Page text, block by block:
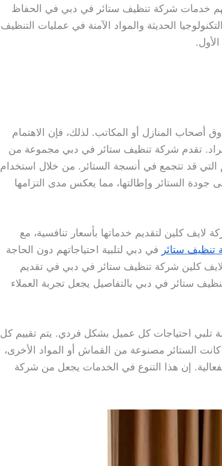
تسهم خدمات شركة تنظيف ستائر في دبي في الحفاظ
الحديثة والمواد الآمنة في عمليات التنظيف
أصحاب المنازل أو المكاتب. لذلك، فإن الاهتمام
تقدم شركة تنظيف ستائر في دبي مجموعة من
التي قد تتجمع في أنسجة الستائر. من خلال استخدام
الستائر وإطالتها، مما يعكس مدى التزامها
لايف كلين لتقديم خدماتها بأسعار تنافسية، مع
تنظيف ستائر في دبي لتلبية احتياجاتهم دون الحاجة
كلين شركة تنظيف ستائر في دبي في تقديم
ستائر في دبي بالتفاصيل يجعل تجربة العملاء
احتياجات كل عميل بشكل فردي. يتم تقييم كل
الستائر مصنوعة من القماش أو المواد الأخرى،
إن هذا التنوع في الخدمات يجعل من شركة